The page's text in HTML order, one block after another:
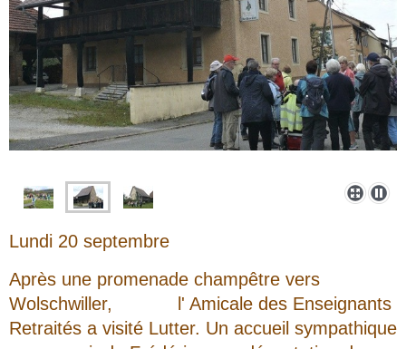
Lundi 20 septembre
Après une promenade champêtre vers
Wolschwiller, l' Amicale des Enseignants
Retraités a visité Lutter. Un accueil sympathique